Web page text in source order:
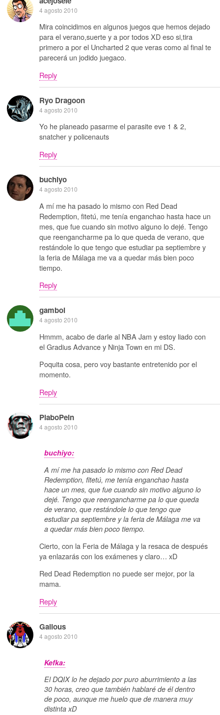
4 agosto 2010
Mira coincidimos en algunos juegos que hemos dejado
para el verano,suerte y a por todos XD eso si,tira
primero a por el Uncharted 2 que veras como al final te
parecerá un jodido juegaco.
Reply
Ryo Dragoon
4 agosto 2010
Yo he planeado pasarme el parasite eve 1 & 2,
snatcher y policenauts
Reply
buchiyo
4 agosto 2010
A mí me ha pasado lo mismo con Red Dead
Redemption, fitetú, me tenía enganchao hasta hace un
mes, que fue cuando sin motivo alguno lo dejé. Tengo
que reengancharme pa lo que queda de verano, que
restándole lo que tengo que estudiar pa septiembre y
la feria de Málaga me va a quedar más bien poco
tiempo.
Reply
gamboi
4 agosto 2010
Hmmm, acabo de darle al NBA Jam y estoy liado con
el Gradius Advance y Ninja Town en mi DS.
Poquita cosa, pero voy bastante entretenido por el
momento.
Reply
PlaboPein
4 agosto 2010
buchiyo:
A mí me ha pasado lo mismo con Red Dead
Redemption, fitetú, me tenía enganchao hasta
hace un mes, que fue cuando sin motivo alguno lo
dejé. Tengo que reengancharme pa lo que queda
de verano, que restándole lo que tengo que
estudiar pa septiembre y la feria de Málaga me va
a quedar más bien poco tiempo.
Cierto, con la Feria de Málaga y la resaca de después
ya enlazarás con los exámenes y claro… xD
Red Dead Redemption no puede ser mejor, por la
mama.
Reply
Galious
4 agosto 2010
Kefka:
El DQIX lo he dejado por puro aburrimiento a las
30 horas, creo que también hablaré de él dentro
de poco, aunque me huelo que de manera muy
distinta xD